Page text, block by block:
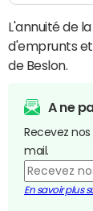
L'annuité de
d'emprunts
de Beslon.
A ne
Recevez
mail.
En savoir plus